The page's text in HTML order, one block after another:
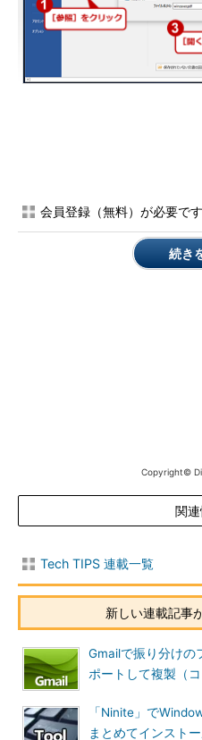
「処理に時間がかかること、
いように最適化されるためPDF
告ダイアログが表示される。実
ファイルからWord文書への変
変換に時間がかかり、元のPDFファイル
にならないことがある旨の警告ダイア
変換が完了すると、Word文書
ントの違いなどにより、レイア
ある。だがPDFファイルをコピ
読み込むことができる。
会員登録（無料）が必要です
続き
Copyright©
関
Tech TIPS 連載一覧
新しい連載記事
Gmailで振り分けの
ポートして複製（
「Ninite」で
まとめてインスト